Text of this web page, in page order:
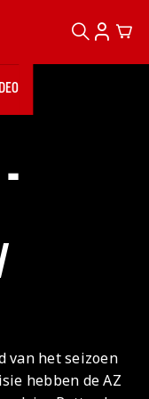
ZOEKEN
van het seizoen
hebben de AZ